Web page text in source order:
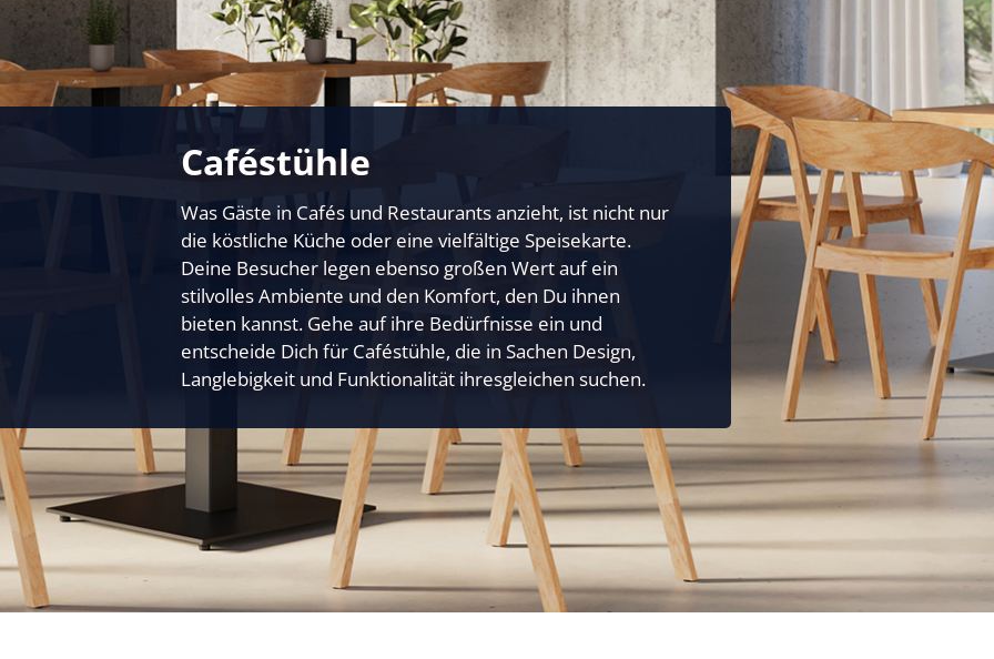
Caféstühle
Was Gäste in Cafés und Restaurants anzieht, ist nicht nur
die köstliche Küche oder eine vielfältige Speisekarte.
Deine Besucher legen ebenso großen Wert auf ein
stilvolles Ambiente und den Komfort, den Du ihnen
bieten kannst. Gehe auf ihre Bedürfnisse ein und
entscheide Dich für Caféstühle, die in Sachen Design,
Langlebigkeit und Funktionalität ihresgleichen suchen.